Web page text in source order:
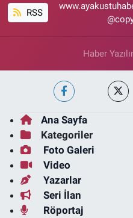
RSS
Haber
Ana Sayfa
Kategoriler
Foto Galeri
Video
Yazarlar
Seri İlan
Röportaj